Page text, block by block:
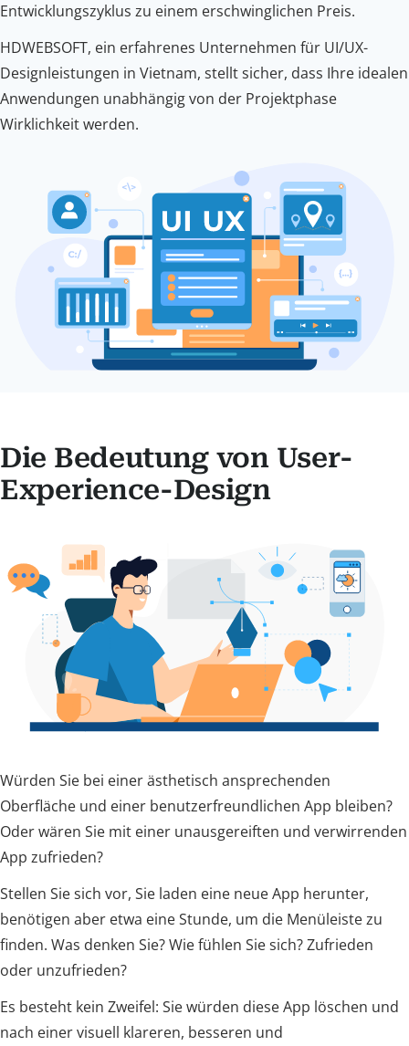
Entwicklungszyklus zu einem erschwinglichen Preis.
HDWEBSOFT, ein erfahrenes Unternehmen für UI/UX-
Designleistungen in Vietnam, stellt sicher, dass Ihre idealen
Anwendungen unabhängig von der Projektphase
Wirklichkeit werden.
Die Bedeutung von User-
Experience-Design
Würden Sie bei einer ästhetisch ansprechenden
Oberfläche und einer benutzerfreundlichen App bleiben?
Oder wären Sie mit einer unausgereiften und verwirrenden
App zufrieden?
Stellen Sie sich vor, Sie laden eine neue App herunter,
benötigen aber etwa eine Stunde, um die Menüleiste zu
finden. Was denken Sie? Wie fühlen Sie sich? Zufrieden
oder unzufrieden?
Es besteht kein Zweifel: Sie würden diese App löschen und
nach einer visuell klareren, besseren und